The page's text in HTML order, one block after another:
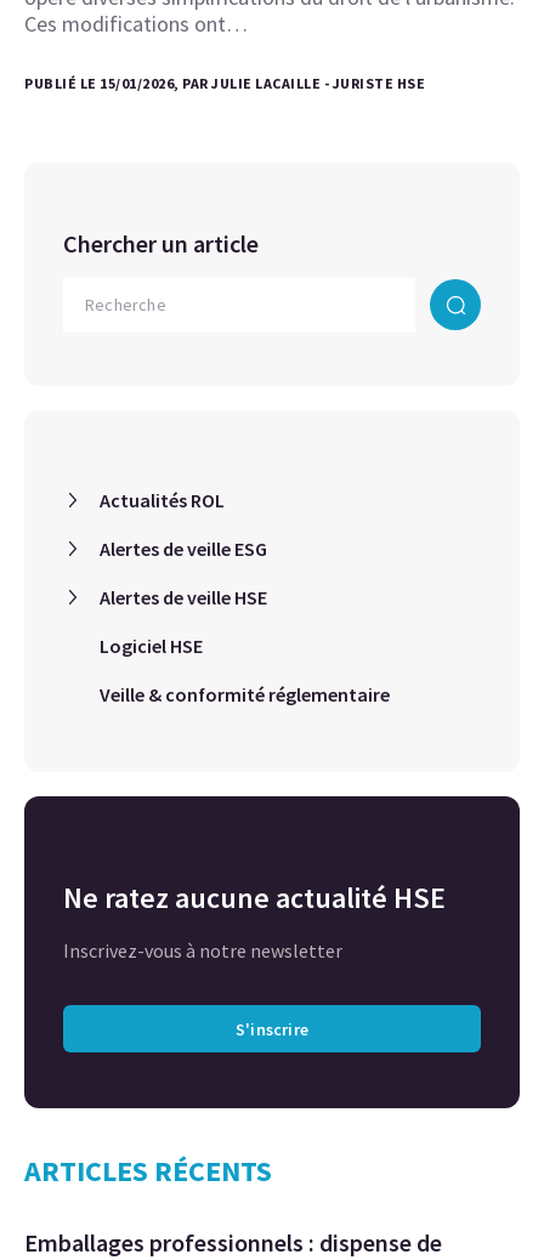
Ces modifications ont…
PUBLIÉ LE 15/01/2026, PAR JULIE LACAILLE - JURISTE HSE
Chercher un article
Actualités ROL
Alertes de veille ESG
Alertes de veille HSE
Logiciel HSE
Veille & conformité réglementaire
Ne ratez aucune actualité HSE
Inscrivez-vous à notre newsletter
S'inscrire
ARTICLES RÉCENTS
Emballages professionnels : dispense de